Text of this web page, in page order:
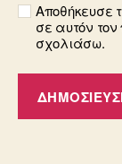
Αποθήκευσε
σε αυτόν
σχολιάσω.